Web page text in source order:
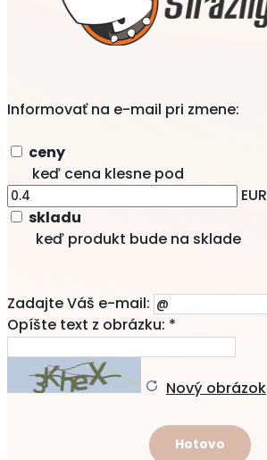
Informovať na e-mail pri zmene:
ceny
keď cena klesne pod
EUR
skladu
keď produkt bude na sklade
Zadajte Váš e-mail:
Opíšte text z obrázku: *
Nový obrázok